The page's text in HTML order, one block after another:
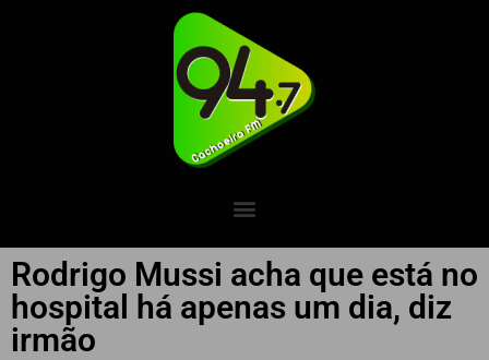
Rodrigo Mussi acha que está no
hospital há apenas um dia, diz
irmão